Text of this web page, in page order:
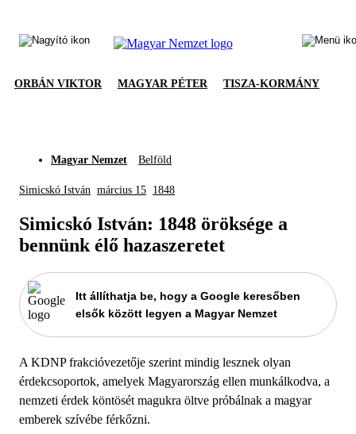
ORBÁN VIKTOR MAGYAR PÉTER TISZA-KORMÁNY
Magyar Nemzet Belföld
Simicskó István március 15 1848
Simicskó István: 1848 öröksége a
bennünk élő hazaszeretet
Itt állíthatja be, hogy a Google keresőben
elsők között legyen a Magyar Nemzet
A KDNP frakcióvezetője szerint mindig lesznek olyan
érdekcsoportok, amelyek Magyarország ellen munkálkodva, a
nemzeti érdek köntösét magukra öltve próbálnak a magyar
emberek szívébe férkőzni.